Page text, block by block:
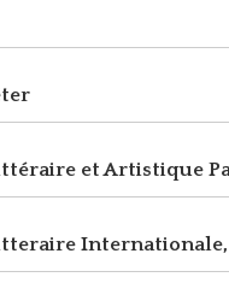
et Artistique
Internationale,